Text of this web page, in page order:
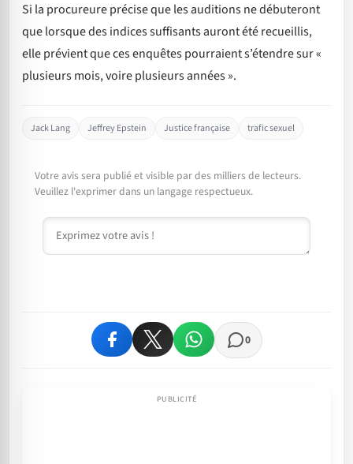
Si la procureure précise que les auditions ne débuteront
que lorsque des indices suffisants auront été recueillis,
elle prévient que ces enquêtes pourraient s’étendre sur «
plusieurs mois, voire plusieurs années ».
Jack Lang Jeffrey Epstein Justice française trafic sexuel
Votre avis sera publié et visible par des milliers de lecteurs.
Veuillez l'exprimer dans un langage respectueux.
Commentaire
0